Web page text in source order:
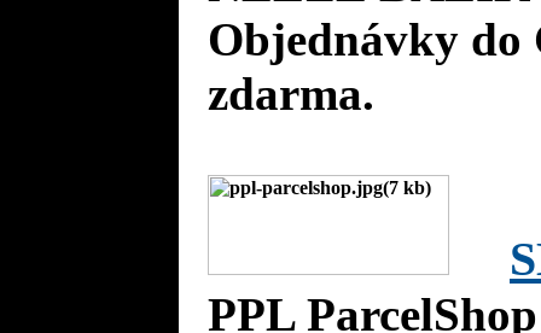
Objednávky do
zdarma.
PPL